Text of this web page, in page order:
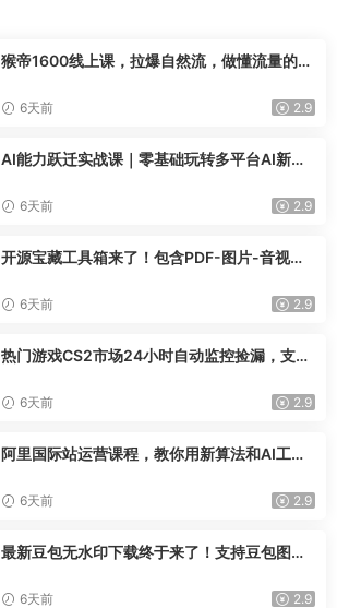
猴帝1600线上课，拉爆自然流，做懂流量的主
02】6天前 2.9
AI能力跃迁实战课｜零基础玩转多平台AI新范
6天前 2.9
开源宝藏工具箱来了！包含PDF-图片-音视频-
it-desktop
6天前 2.9
热门游戏CS2市场24小时自动监控捡漏，支持
300+【揭秘】
6天前 2.9
阿里国际站运营课程，教你用新算法和AI工
新2026年08月)
6天前 2.9
最新豆包无水印下载终于来了！支持豆包图片
载，浏览器插件(更新08月)
6天前 2.9